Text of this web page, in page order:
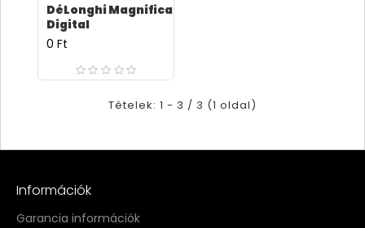
DéLonghi Magnifica
Digital
0 Ft
Tételek: 1 - 3 / 3 (1 oldal)
Információk
Garancia információk